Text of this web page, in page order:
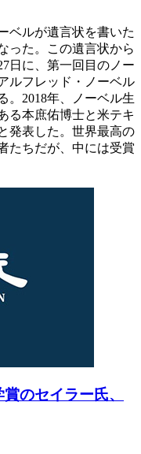
ベルが遺言状を書いた
った。この遺言状から
日に、第一回目のノー
ルフレッド・ノーベル
。2018年、ノーベル生
る本庶佑博士と米テキ
発表した。世界最高の
たちだが、中には受賞
のセイラー氏、